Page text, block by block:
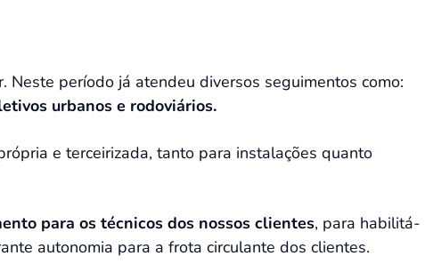
período já atendeu diversos seguimentos como:
urbanos e rodoviários.
e terceirizada, tanto para instalações quanto
para os técnicos dos nossos clientes, para habilitá-
autonomia para a frota circulante dos clientes.